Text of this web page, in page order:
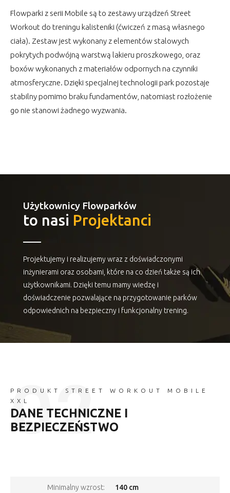
Flowparki z serii Mobile są to zestawy urządzeń Street
Workout do treningu kalisteniki (ćwiczeń z masą własnego
ciała). Zestaw jest wykonany z elementów stalowych
pokrytych podwójną warstwą lakieru proszkowego, oraz
boxów wykonanych z materiałów odpornych na czynniki
atmosferyczne. Dzięki specjalnej technologii park pozostaje
stabilny pomimo braku fundamentów, natomiast rozłożenie
go nie stanowi żadnego wyzwania.
Użytkownicy Flowparków
to nasi Projektanci
Projektujemy i realizujemy wraz z doświadczonymi
inżynierami oraz osobami, które na co dzień także są ich
użytkownikami. Dzięki temu mamy wiedzę i
doświadczenie pozwalające na przygotowanie parków
odpowiednich na bezpieczny i funkcjonalny trening.
PRODUKT STREET WORKOUT MOBILE
XXL
DANE TECHNICZNE I
BEZPIECZEŃSTWO
Minimalny wzrost: 140 cm